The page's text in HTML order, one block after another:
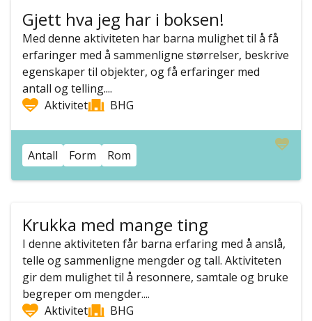
Gjett hva jeg har i boksen!
Med denne aktiviteten har barna mulighet til å få
erfaringer med å sammenligne størrelser, beskrive
egenskaper til objekter, og få erfaringer med
antall og telling....
Aktivitet
BHG
Antall Form Rom
Krukka med mange ting
I denne aktiviteten får barna erfaring med å anslå,
telle og sammenligne mengder og tall. Aktiviteten
gir dem mulighet til å resonnere, samtale og bruke
begreper om mengder....
Aktivitet
BHG